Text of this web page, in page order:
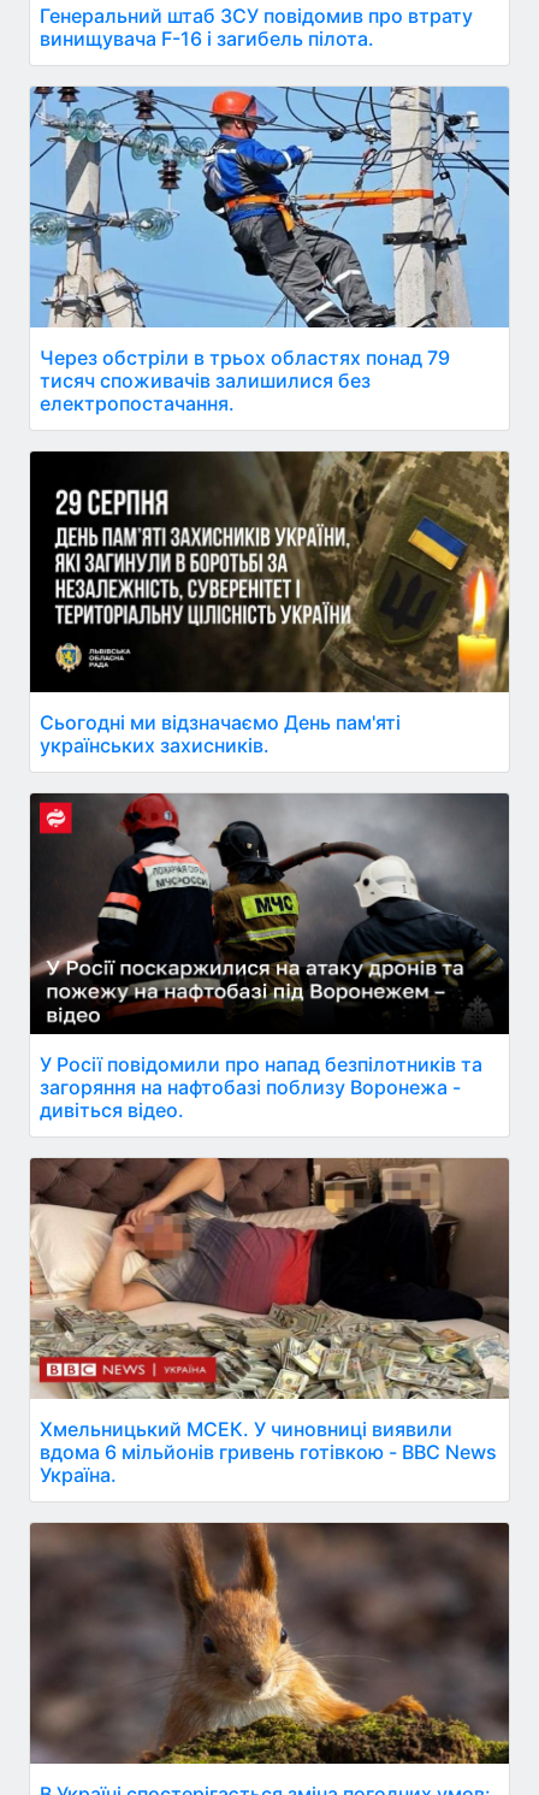
Генеральний штаб ЗСУ повідомив про втрату
винищувача F-16 і загибель пілота.
Через обстріли в трьох областях понад 79
тисяч споживачів залишилися без
електропостачання.
Сьогодні ми відзначаємо День пам'яті
українських захисників.
У Росії повідомили про напад безпілотників та
загоряння на нафтобазі поблизу Воронежа -
дивіться відео.
Хмельницький МСЕК. У чиновниці виявили
вдома 6 мільйонів гривень готівкою - BBC News
Україна.